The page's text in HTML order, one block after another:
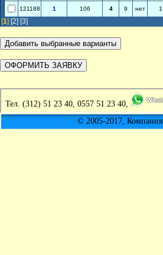
121188 1 106 4 9 нет 1
[1] [2] [3]
Тел. (312) 51 23 40, 0557 51 23 40,
© 2005-2017, Компания